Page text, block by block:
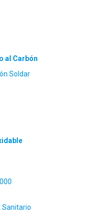
al Carbón
Soldar
Sanitario